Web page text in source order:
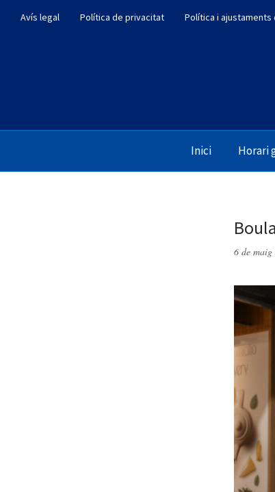
Avís legal Política de privacitat Política i ajustaments
Inici Horari
6 de maig